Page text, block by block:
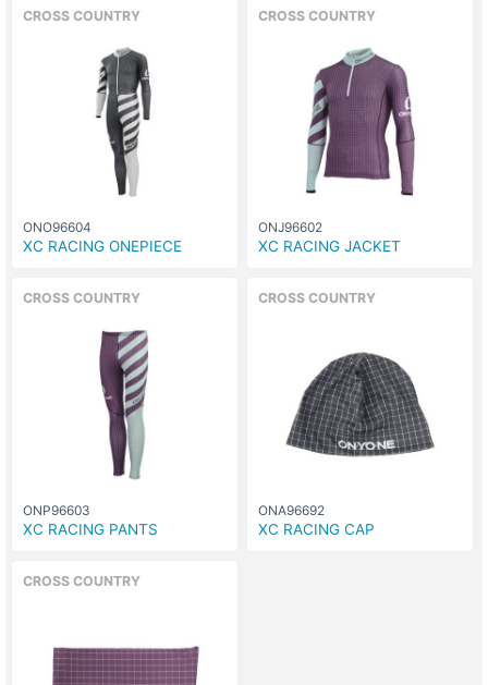
CROSS COUNTRY
ONO96604
XC RACING ONEPIECE
CROSS COUNTRY
ONJ96602
XC RACING JACKET
CROSS COUNTRY
ONP96603
XC RACING PANTS
CROSS COUNTRY
ONA96692
XC RACING CAP
CROSS COUNTRY